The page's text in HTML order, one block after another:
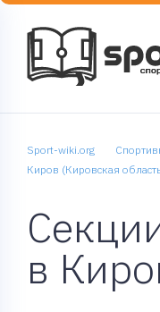
Sport-wiki.org
Киров (Кировская
в